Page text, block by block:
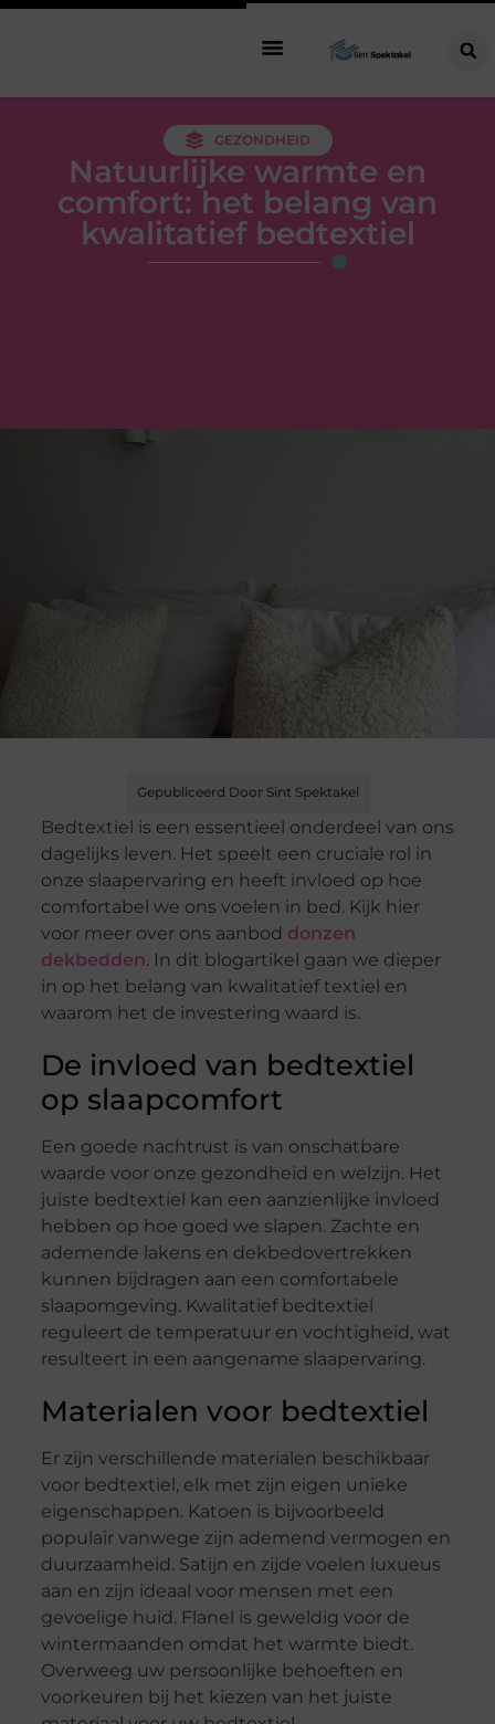
GEZONDHEID
Natuurlijke warmte en
comfort: het belang van
kwalitatief bedtextiel
Gepubliceerd Door Sint Spektakel
Bedtextiel is een essentieel onderdeel van ons
dagelijks leven. Het speelt een cruciale rol in
onze slaapervaring en heeft invloed op hoe
comfortabel we ons voelen in bed. Kijk hier
voor meer over ons aanbod donzen
dekbedden. In dit blogartikel gaan we dieper
in op het belang van kwalitatief textiel en
waarom het de investering waard is.
De invloed van bedtextiel
op slaapcomfort
Een goede nachtrust is van onschatbare
waarde voor onze gezondheid en welzijn. Het
juiste bedtextiel kan een aanzienlijke invloed
hebben op hoe goed we slapen. Zachte en
ademende lakens en dekbedovertrekken
kunnen bijdragen aan een comfortabele
slaapomgeving. Kwalitatief bedtextiel
reguleert de temperatuur en vochtigheid, wat
resulteert in een aangename slaapervaring.
Materialen voor bedtextiel
Er zijn verschillende materialen beschikbaar
voor bedtextiel, elk met zijn eigen unieke
eigenschappen. Katoen is bijvoorbeeld
populair vanwege zijn ademend vermogen en
duurzaamheid. Satijn en zijde voelen luxueus
aan en zijn ideaal voor mensen met een
gevoelige huid. Flanel is geweldig voor de
wintermaanden omdat het warmte biedt.
Overweeg uw persoonlijke behoeften en
voorkeuren bij het kiezen van het juiste